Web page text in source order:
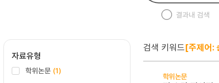
결과내 검색
자료유형
학위논문 (1)
검색 키워드[주제어:
학위논문